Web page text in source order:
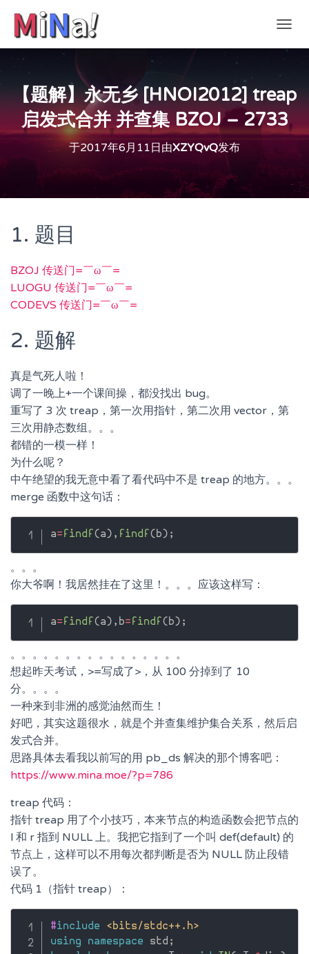
换
【题解】永无乡 [HNOI2012] treap
启发式合并 并查集 BZOJ – 2733
于2017年6月11日 由XZYQvQ发布
1. 题目
BZOJ 传送门=￣ω￣=
LUOGU 传送门=￣ω￣=
CODEVS 传送门=￣ω￣=
2. 题解
真是气死人啦！
调了一晚上+一个课间操，都没找出 bug。
重写了 3 次 treap，第一次用指针，第二次用 vector，第
三次用静态数组。。。
都错的一模一样！
为什么呢？
中午绝望的我无意中看了看代码中不是 treap 的地方。。。
merge 函数中这句话：
a= findf (a) , findf (b) ;
。。。
你大爷啊！我居然挂在了这里！。。。应该这样写：
a= findf ( a ) , b= findf ( b ) ;
。。。。。。。。。。。。。。。。
想起昨天考试，>=写成了>，从 100 分掉到了 10
分。。。。
一种来到非洲的感觉油然而生！
好吧，其实这题很水，就是个并查集维护集合关系，然后启
发式合并。
思路具体去看我以前写的用 pb_ds 解决的那个博客吧：
https://www.mina.moe/?p=786
treap 代码：
指针 treap 用了个小技巧，本来节点的构造函数会把节点的
l 和 r 指到 NULL 上。我把它指到了一个叫 def(default) 的
节点上，这样可以不用每次都判断是否为 NULL 防止段错
误了。
代码 1（指针 treap）：
#include
<bits/stdc++.h>
using
namespace std ;